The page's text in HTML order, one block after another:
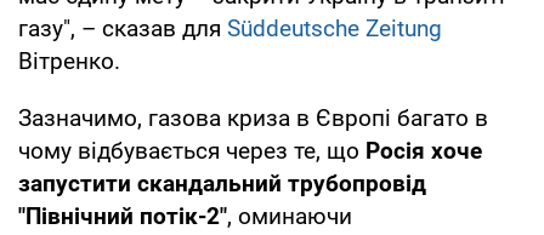
газу", – сказав для Süddeutsche Zeitung
Вітренко.
Зазначимо, газова криза в Європі багато в
чому відбувається через те, що Росія хоче
запустити скандальний трубопровід
"Північний потік-2", оминаючи